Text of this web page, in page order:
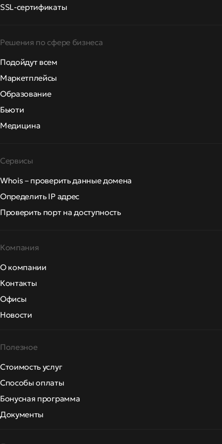
SSL-сертификаты
Решения по сфере бизнеса
Подойдут всем
Маркетплейсы
Образование
Бьюти
Медицина
Сервисы
Whois – проверить данные домена
Определить IP адрес
Проверить порт на доступность
Компания
О компании
Контакты
Офисы
Новости
Полезное
Стоимость услуг
Способы оплаты
Бонусная программа
Документы